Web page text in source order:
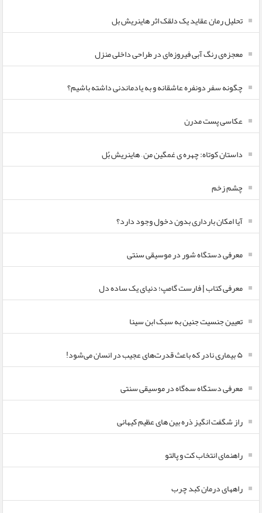
تحلیل رمان عقاید یک دلقک اثر هاینریش بل
معجزه‌ی رنگ آبی فیروزه‌ای در طراحی داخلی منزل
چگونه سفر دونفره عاشقانه و به یادماندنی داشته باشیم؟
عکاسی پست مدرن
داستان کوتاه: چهره ی غمگین من – هاینریش بُل
چشم زخم
آیا امکان بارداری بدون دخول وجود دارد؟
معرفی دستگاه شور در موسیقی سنتی
معرفی کتاب | فارست گامپ؛ دنیای یک ساده دل
تعیین جنسیت جنین به سبک ابن سینا
۵ بیماری نادر که باعث قدرت‌های عجیب در انسان می‌شود!
معرفی دستگاه سه‌گاه در موسیقی سنتی
راز شگفت انگیز ذره بین های عظیم کیهانی
راهنمای انتخاب کت و پالتو
راههای درمان کبد چرب